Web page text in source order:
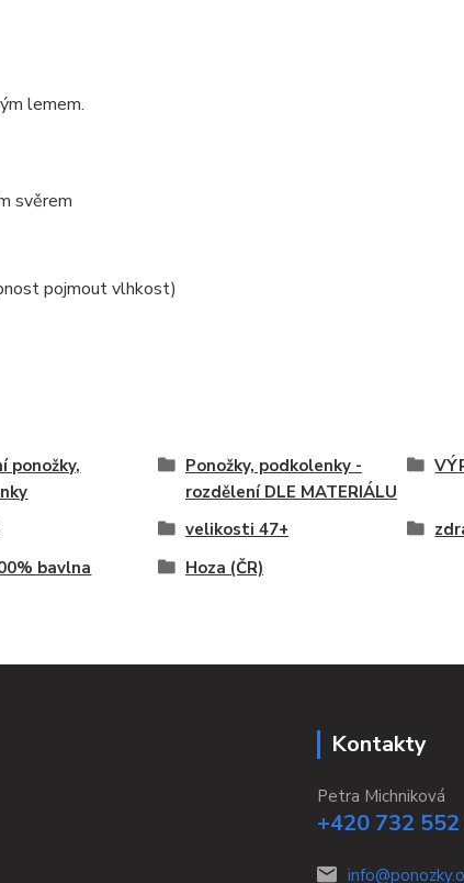
lemem.
svěrem
pojmout vlhkost)
ponožky,
Ponožky, podkolenky -
rozdělení DLE MATERIÁLU
velikosti 47+
bavlna Hoza (ČR)
Kontakty
Petra Michniková
+420 732